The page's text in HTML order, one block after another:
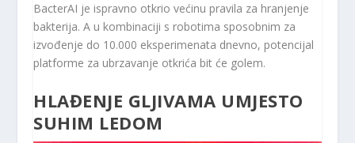
BacterAI je ispravno otkrio većinu pravila za hranjenje
bakterija. A u kombinaciji s robotima sposobnim za
izvođenje do 10.000 eksperimenata dnevno, potencijal
platforme za ubrzavanje otkrića bit će golem.
HLAĐENJE GLJIVAMA UMJESTO
SUHIM LEDOM